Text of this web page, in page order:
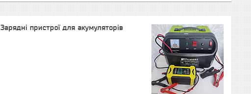
Зарядні пристрої для акумуляторів